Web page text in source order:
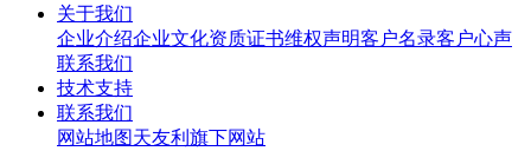
关于我们
企业介绍企业文化资质证书维权声明客户名录客户心声
联系我们
技术支持
联系我们
网站地图天友利旗下网站